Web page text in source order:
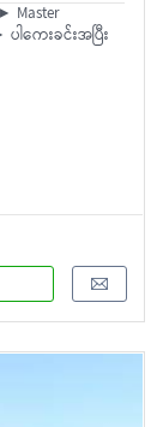
Master
ါကေးခင်းအပြီး